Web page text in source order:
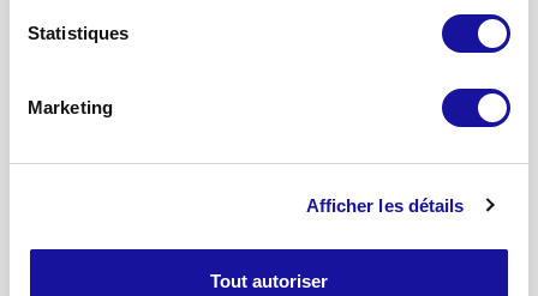
Statistiques
Marketing
Afficher les détails
Tout autoriser
promouvoir les 6 principes :
Être des acteurs actifs et intégrer les enjeux
ESG dans leurs pratiques d’actionnariat ;
sujets ESG de la part des entités dans
PRI au sein du secteur de l’investissement ;